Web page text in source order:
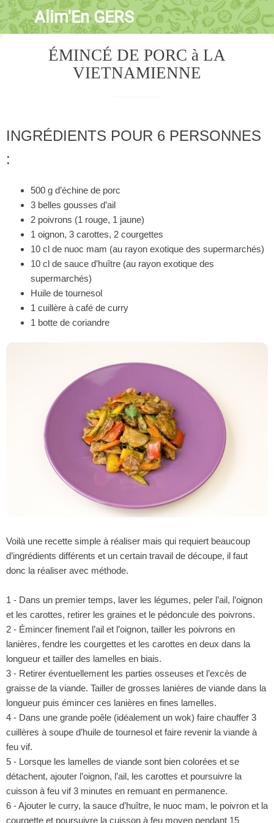
Alim'En GERS
ÉMINCÉ DE PORC à LA
VIETNAMIENNE
INGRÉDIENTS POUR 6 PERSONNES
:
500 g d’échine de porc
3 belles gousses d’ail
2 poivrons (1 rouge, 1 jaune)
1 oignon, 3 carottes, 2 courgettes
10 cl de nuoc mam (au rayon exotique des supermarchés)
10 cl de sauce d’huître (au rayon exotique des
supermarchés)
Huile de tournesol
1 cuillère à café de curry
1 botte de coriandre
Voilà une recette simple à réaliser mais qui requiert beaucoup
d’ingrédients différents et un certain travail de découpe, il faut
donc la réaliser avec méthode.
1 - Dans un premier temps, laver les légumes, peler l’ail, l’oignon
et les carottes, retirer les graines et le pédoncule des poivrons.
2 - Émincer finement l’ail et l’oignon, tailler les poivrons en
lanières, fendre les courgettes et les carottes en deux dans la
longueur et tailler des lamelles en biais.
3 - Retirer éventuellement les parties osseuses et l’excès de
graisse de la viande. Tailler de grosses lanières de viande dans la
longueur puis émincer ces lanières en fines lamelles.
4 - Dans une grande poêle (idéalement un wok) faire chauffer 3
cuillères à soupe d’huile de tournesol et faire revenir la viande à
feu vif.
5 - Lorsque les lamelles de viande sont bien colorées et se
détachent, ajouter l’oignon, l’ail, les carottes et poursuivre la
cuisson à feu vif 3 minutes en remuant en permanence.
6 - Ajouter le curry, la sauce d’huître, le nuoc mam, le poivron et la
courgette et poursuivre la cuisson à feu moyen pendant 15